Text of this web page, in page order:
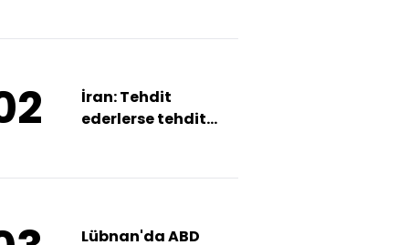
İran: Tehdit
ederlerse tehdit
Lübnan'da ABD